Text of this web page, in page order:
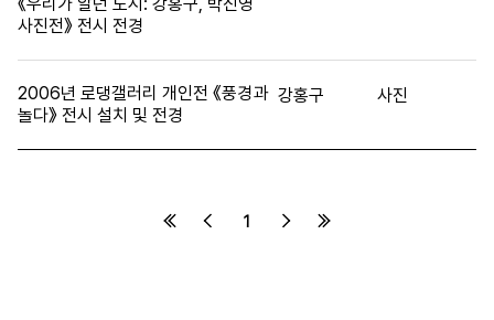
사진전》 전시 전경
2006년 로댕갤러리 개인전 《풍경과
놀다》 전시 설치 및 전경
강홍구 사진
1